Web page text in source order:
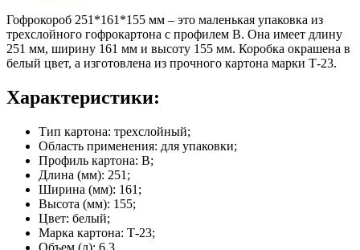
Гофрокороб 251*161*155 мм – это маленькая упаковка из
трехслойного гофрокартона с профилем В. Она имеет длину
251 мм, ширину 161 мм и высоту 155 мм. Коробка окрашена в
белый цвет, а изготовлена из прочного картона марки Т-23.
Характеристики:
Тип картона: трехслойный;
Область применения: для упаковки;
Профиль картона: В;
Длина (мм): 251;
Ширина (мм): 161;
Высота (мм): 155;
Цвет: белый;
Марка картона: Т-23;
Объем (л): 6.3.